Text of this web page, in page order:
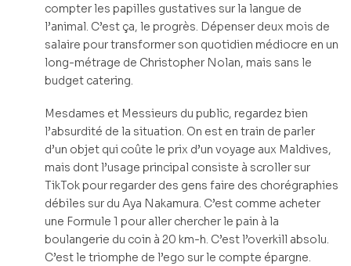
compter les papilles gustatives sur la langue de
l’animal. C’est ça, le progrès. Dépenser deux mois de
salaire pour transformer son quotidien médiocre en un
long-métrage de Christopher Nolan, mais sans le
budget catering.
Mesdames et Messieurs du public, regardez bien
l’absurdité de la situation. On est en train de parler
d’un objet qui coûte le prix d’un voyage aux Maldives,
mais dont l’usage principal consiste à scroller sur
TikTok pour regarder des gens faire des chorégraphies
débiles sur du Aya Nakamura. C’est comme acheter
une Formule 1 pour aller chercher le pain à la
boulangerie du coin à 20 km-h. C’est l’overkill absolu.
C’est le triomphe de l’ego sur le compte épargne.